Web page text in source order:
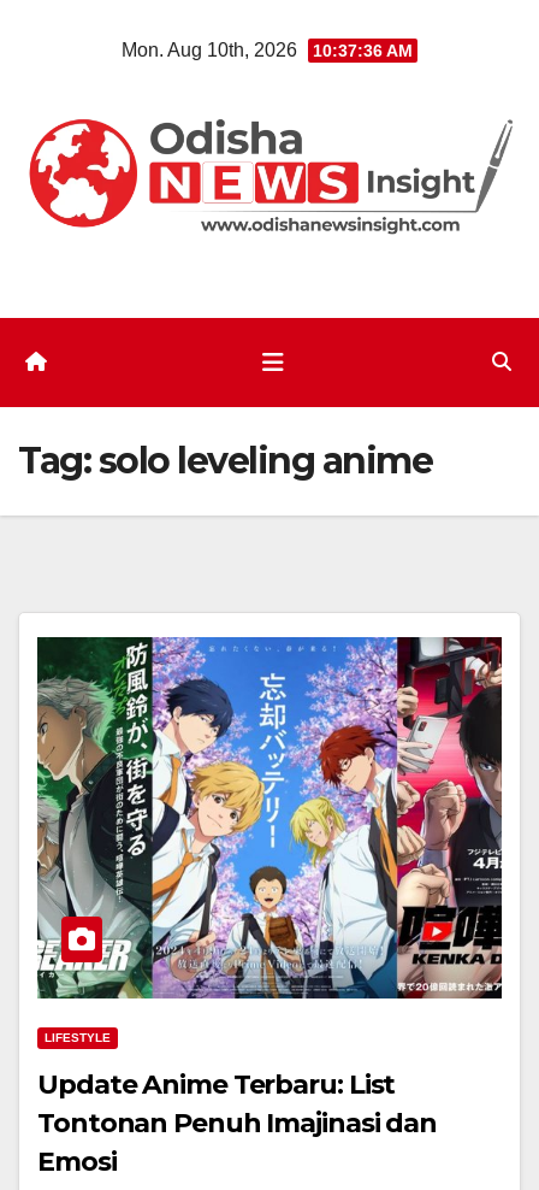
Mon. Aug 10th, 2026 10:37:36 AM
Tag:solo leveling anime
LIFESTYLE
Update Anime Terbaru: List
Tontonan Penuh Imajinasi dan
Emosi